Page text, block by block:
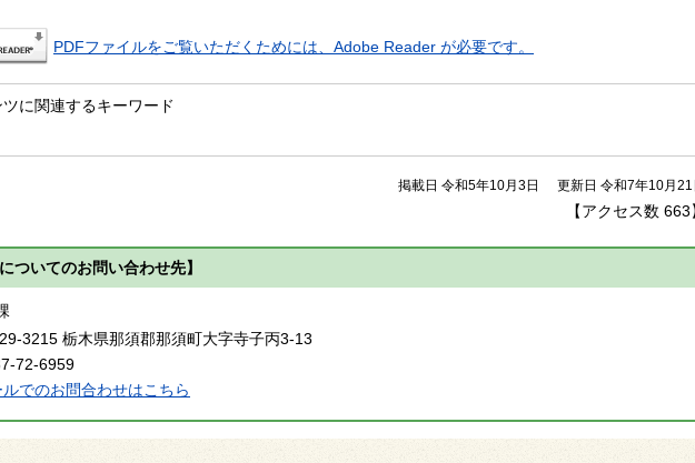
PDFファイルをご覧いただくためには、Adobe Reader が必要です。
に関連するキーワード
掲載日 令和5年10月3日 更新日 令和7年10月21
【アクセス数 663
ついてのお問い合わせ先】
3215 栃木県那須郡那須町大字寺子丙3-13
72-6959
ルでのお問合わせはこちら